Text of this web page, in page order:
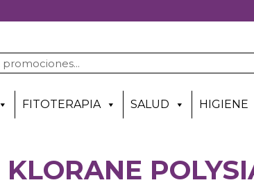
FITOTERAPIA SALUD HIGIENE
KLORANE